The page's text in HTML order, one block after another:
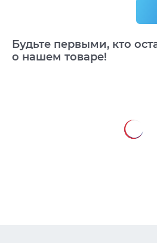
Будьте первыми, кто
о нашем товаре!